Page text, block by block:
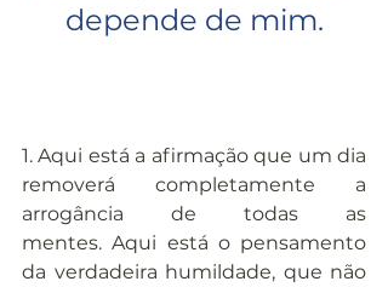
depende de mim.
1. Aqui está a afirmação que um dia
removerá completamente a
arrogância de todas as
mentes. Aqui está o pensamento
da verdadeira humildade, que não